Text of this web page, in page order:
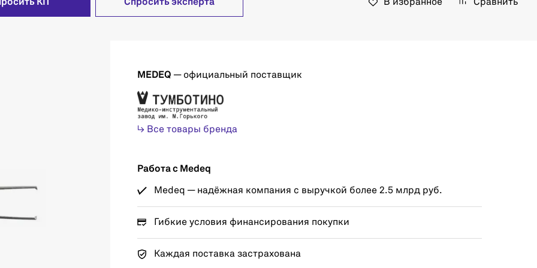
КП Спросить эксперта В избранное Сравнить
MEDEQ — официальный поставщик
↳ Все товары бренда
Работа с Medeq
Medeq — надёжная компания с выручкой более 2.5 млрд руб.
Гибкие условия финансирования покупки
Каждая поставка застрахована